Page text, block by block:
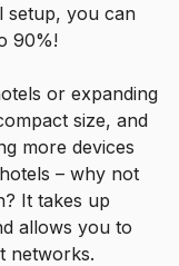
setup, you can
90%!
or expanding
size, and
more devices
– why not
It takes up
allows you to
networks.